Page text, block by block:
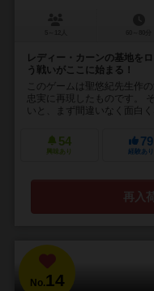
レディー・カーンの基地を
う戦いがここに始まる！
このゲームは聖悠紀先生作
忠実に再現したものです。
いと、まず間違いなく面白
54
興味あり
79
経験あり
再入
No.14